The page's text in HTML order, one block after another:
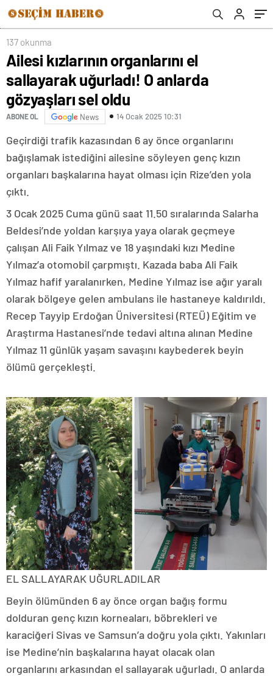
137 okunma
Ailesi kızlarının organlarını el
sallayarak uğurladı! O anlarda
gözyaşları sel oldu
ABONE OL News 14 Ocak 2025 10:31
Geçirdiği trafik kazasından 6 ay önce organlarını
bağışlamak istediğini ailesine söyleyen genç kızın
organları başkalarına hayat olması için Rize’den yola
çıktı.
3 Ocak 2025 Cuma günü saat 11.50 sıralarında Salarha
Beldesi’nde yoldan karşıya yaya olarak geçmeye
çalışan Ali Faik Yılmaz ve 18 yaşındaki kızı Medine
Yılmaz’a otomobil çarpmıştı. Kazada baba Ali Faik
Yılmaz hafif yaralanırken, Medine Yılmaz ise ağır yaralı
olarak bölgeye gelen ambulans ile hastaneye kaldırıldı.
Recep Tayyip Erdoğan Üniversitesi (RTEÜ) Eğitim ve
Araştırma Hastanesi’nde tedavi altına alınan Medine
Yılmaz 11 günlük yaşam savaşını kaybederek beyin
ölümü gerçekleşti.
EL SALLAYARAK UĞURLADILAR
Beyin ölümünden 6 ay önce organ bağış formu
dolduran genç kızın korneaları, böbrekleri ve
karaciğeri Sivas ve Samsun’a doğru yola çıktı. Yakınları
ise Medine’nin başkalarına hayat olacak olan
organlarını arkasından el sallayarak uğurladı. O anlarda